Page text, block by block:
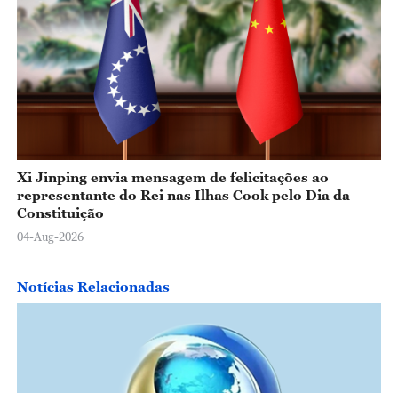
Xi Jinping envia mensagem de felicitações ao
representante do Rei nas Ilhas Cook pelo Dia da
Constituição
04-Aug-2026
Notícias Relacionadas